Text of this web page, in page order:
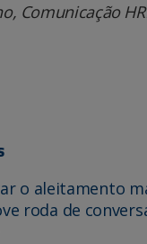
Comunicação
o aleitamento
roda de